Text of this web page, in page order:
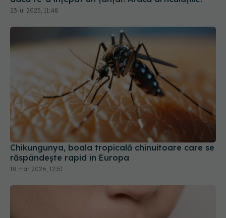
Chikungunya, boala tropicală chinuitoare care se
răspândește rapid în Europa
18 mar 2026, 12:51